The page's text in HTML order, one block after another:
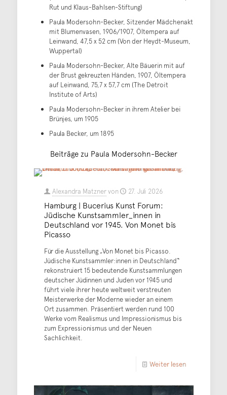
Rut und Klaus-Bahlsen-Stiftung)
Paula Modersohn-Becker, Sitzender Mädchenakt
mit Blumenvasen, 1906/1907, Öltempera auf
Leinwand, 47,5 x 52 cm (Von der Heydt-Museum,
Wuppertal)
Paula Modersohn-Becker, Alte Bäuerin mit auf
der Brust gekreuzten Händen, 1907, Öltempera
auf Leinwand, 75,7 x 57,7 cm (The Detroit
Institute of Arts)
Paula Modersohn-Becker in ihrem Atelier bei
Brünjes, um 1905
Paula Becker, um 1895
Beiträge zu Paula Modersohn-Becker
Alexandra Matznervon 27. Juli 2026
Hamburg | Bucerius Kunst Forum:
Jüdische Kunstsammler_innen in
Deutschland vor 1945. Von Monet bis
Picasso
Für die Ausstellung „Von Monet bis Picasso.
Jüdische Kunstsammler:innen in Deutschland“
rekonstruiert 15 bedeutende Kunstsammlungen
deutscher Jüdinnen und Juden vor 1945 und
führt viele ihrer heute weltweit verstreuten
Meisterwerke der Moderne wieder an einem
Ort zusammen. Präsentiert werden rund 100
Werke vom Realismus und Impressionismus bis
zum Expressionismus und der Neuen
Sachlichkeit.
Weiter lesen